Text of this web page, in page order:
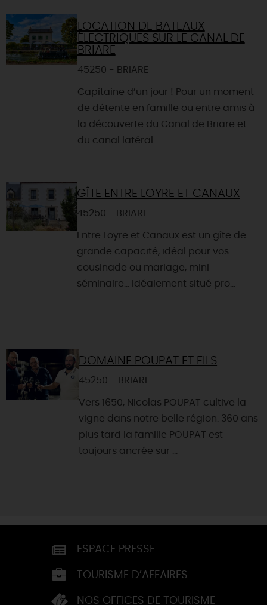
LOCATION DE BATEAUX
ÉLECTRIQUES SUR LE CANAL DE
BRIARE
45250 - BRIARE
Capitaine d’un jour ! Pour un moment
de détente en famille ou entre amis à
la découverte du Canal de Briare et
du canal latéral ...
GÎTE ENTRE LOYRE ET CANAUX
45250 - BRIARE
Entre Loyre et Canaux est un gîte de
grande capacité, idéal pour vos
cousinade ou mariage, mini
séminaire… Idéalement situé pro...
DOMAINE POUPAT ET FILS
45250 - BRIARE
Vers 1650, Nicolas POUPAT cultive la
vigne dans notre belle région. 360 ans
plus tard la famille POUPAT est
toujours ancrée sur ...
ESPACE PRESSE
TOURISME D’AFFAIRES
NOS OFFICES DE TOURISME